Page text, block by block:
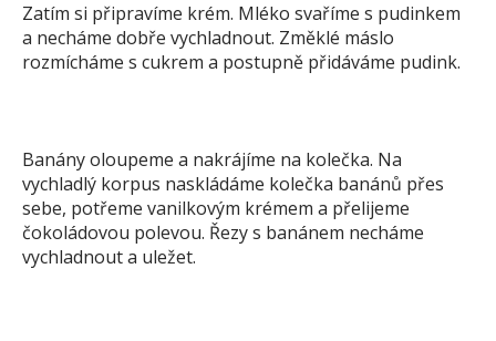
Zatím si připravíme krém. Mléko svaříme s pudinkem
a necháme dobře vychladnout. Změklé máslo
rozmícháme s cukrem a postupně přidáváme pudink.
Banány oloupeme a nakrájíme na kolečka. Na
vychladlý korpus naskládáme kolečka banánů přes
sebe, potřeme vanilkovým krémem a přelijeme
čokoládovou polevou. Řezy s banánem necháme
vychladnout a uležet.